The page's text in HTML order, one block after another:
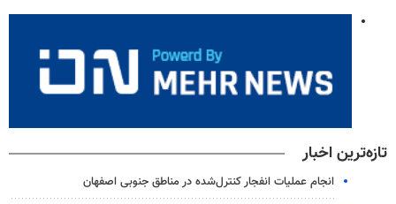
تازه‌ترین اخبار
انجام عملیات انفجار کنترل‌شده در مناطق جنوبی اصفهان